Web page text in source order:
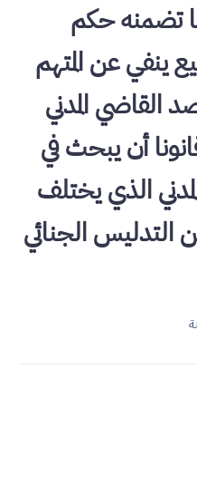
تضمنه حكم
ينفي عن المتهم
القاضي المدني
أن يبحث في
الذي يختلف
التدليس الجنائي